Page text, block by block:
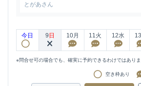
とがあさん
今日 9 日 10月 11火 12水 13
※問合せ可の場合でも、確実に予約できるわけではありま
空き枠あり